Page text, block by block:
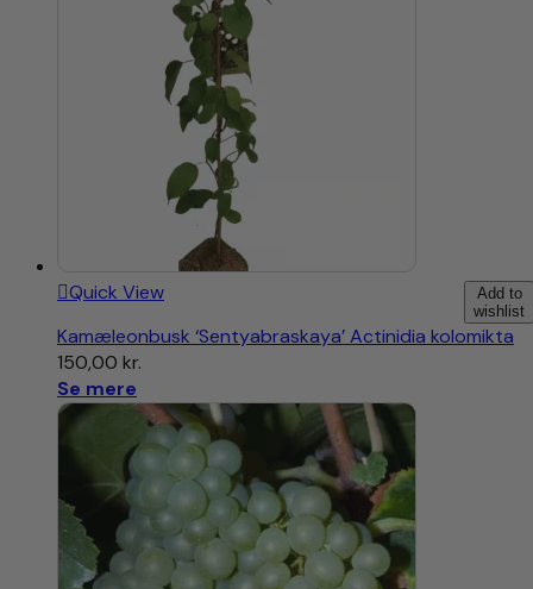
Add to
wishlist
Quick View
Kamæleonbusk ‘Sentyabraskaya’ Actinidia kolomikta
150,00 kr.
Se mere